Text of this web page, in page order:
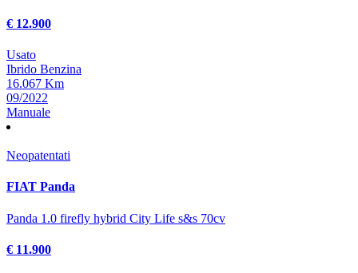
€ 12.900
Usato
Ibrido Benzina
16.067 Km
09/2022
Manuale
Neopatentati
FIAT Panda
Panda 1.0 firefly hybrid City Life s&s 70cv
€ 11.900